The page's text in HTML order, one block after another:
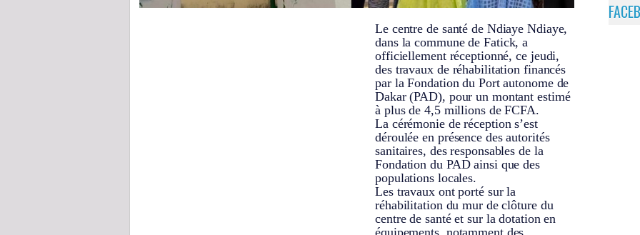
Le centre de santé de Ndiaye Ndiaye,
dans la commune de Fatick, a
officiellement réceptionné, ce jeudi,
des travaux de réhabilitation financés
par la Fondation du Port autonome de
Dakar (PAD), pour un montant estimé
à plus de 4,5 millions de FCFA.
La cérémonie de réception s’est
déroulée en présence des autorités
sanitaires, des responsables de la
Fondation du PAD ainsi que des
populations locales.
Les travaux ont porté sur la
réhabilitation du mur de clôture du
centre de santé et sur la dotation en